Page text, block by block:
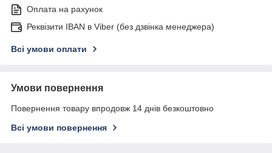
Оплата на рахунок
Реквізити IBAN в Viber (без дзвінка менеджера)
Всі умови оплати
Умови повернення
Повернення товару впродовж 14 днів безкоштовно
Всі умови повернення